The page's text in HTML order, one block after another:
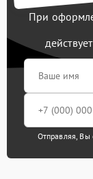
При
Отправляя, Вы